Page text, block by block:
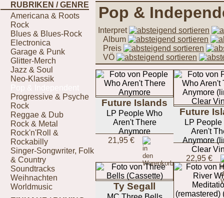
RUBRIKEN / GENRE
Americana & Roots
Rock
Blues & Blues-Rock
Electronica
Garage & Punk
Glitter-Merch
Jazz & Soul
Neo-Klassik
Progressive & Psyche
Rock
Reggae & Dub
Rock & Metal
Rock'n'Roll &
Rockabilly
Singer-Songwriter, Folk
& Country
Soundtracks
Weihnachten
Worldmusic
Pop &
Interpret
Album
Preis
VÖ
Future Islands
LP People Who
Aren't There
Anymore
21,95 €
Future
LP People
Aren't
Anymore
Clear
22,95 €
Ty Segall